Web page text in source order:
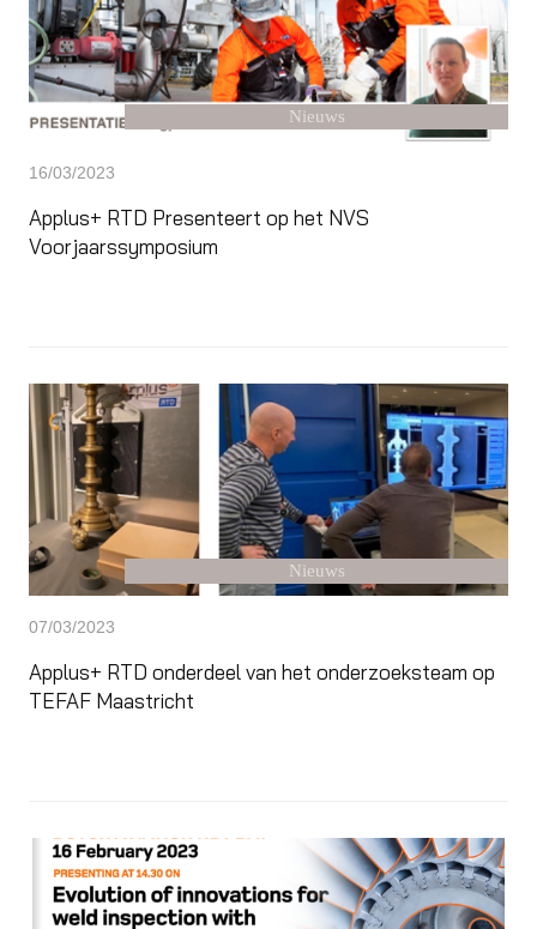
Nieuws
16/03/2023
Applus+ RTD Presenteert op het NVS
Voorjaarssymposium
Nieuws
07/03/2023
Applus+ RTD onderdeel van het onderzoeksteam op
TEFAF Maastricht